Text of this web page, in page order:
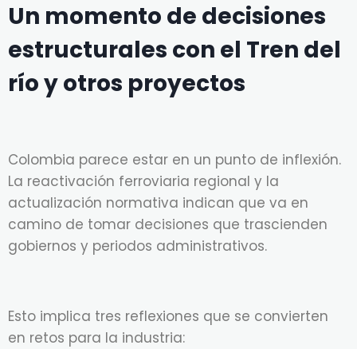
Un momento de decisiones
estructurales con el Tren del
río y otros proyectos
Colombia parece estar en un punto de inflexión.
La reactivación ferroviaria regional y la
actualización normativa indican que va en
camino de tomar decisiones que trascienden
gobiernos y periodos administrativos.
Esto implica tres reflexiones que se convierten
en retos para la industria: